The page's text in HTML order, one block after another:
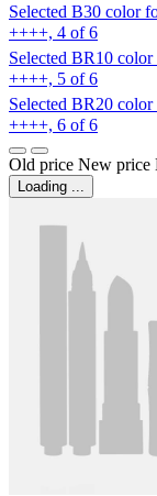
Selected B30 color
++++, 4 of 6
Selected BR10
++++, 5 of 6
Selected BR20
++++, 6 of 6
Old price New price
Loading ...